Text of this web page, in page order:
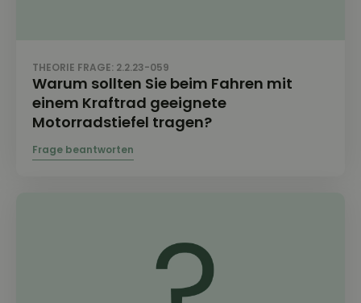
THEORIE FRAGE: 2.2.23-059
Warum sollten Sie beim Fahren mit
einem Kraftrad geeignete
Motorradstiefel tragen?